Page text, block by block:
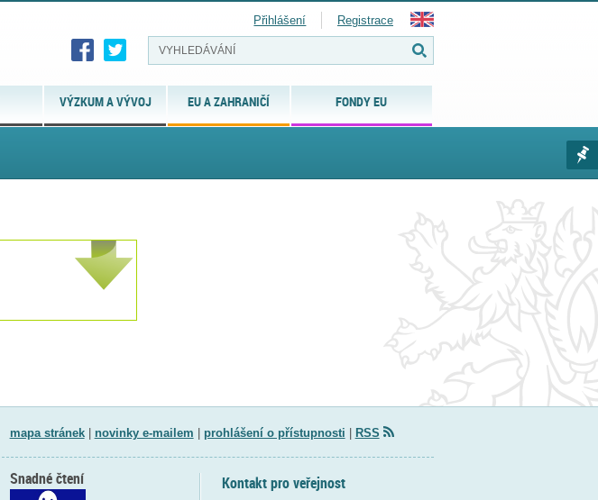
VÝZKUM A VÝVOJ EU A ZAHRANIČÍ FONDY EU
Přihlášení Registrace
mapa stránek| novinky e-mailem prohlášení o přístupnosti RSS
Kontakt pro veřejnost
Snadné čtení